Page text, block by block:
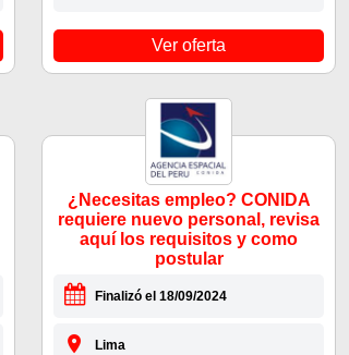
Ver oferta
¿Necesitas empleo? CONIDA
requiere nuevo personal, revisa
aquí los requisitos y como
postular
Finalizó el 18/09/2024
Lima